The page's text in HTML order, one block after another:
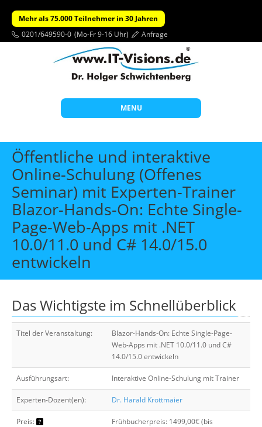
Mehr als 75.000 Teilnehmer in 30 Jahren
0201/649590-0 (Mo-Fr 9-16 Uhr) Anfrage
MENU
Start
Themen
Beratung
Individuelle Schulungen
Offene Seminare
Wissen
Über uns
Öffentliche und interaktive
Online-Schulung (Offenes
Seminar) mit Experten-Trainer
Blazor-Hands-On: Echte Single-
Page-Web-Apps mit .NET
10.0/11.0 und C# 14.0/15.0
entwickeln
Das Wichtigste im Schnellüberblick
Titel der Veranstaltung:
Blazor-Hands-On: Echte Single-Page-
Web-Apps mit .NET 10.0/11.0 und C#
14.0/15.0 entwickeln
Ausführungsart: Interaktive Online-Schulung mit Trainer
Experten-Dozent(en): Dr. Harald Krottmaier
Preis:
Frühbucherpreis: 1499,00€ (bis